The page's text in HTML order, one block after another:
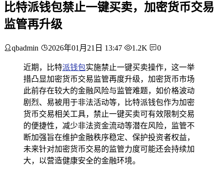
比特派钱包禁止一键买卖，加密货币交易
监管再升级
qbadmin 2026年01月21日 13:47 1.2K 0
近期，比特派钱包实施禁止一键买卖操作，这一举
措凸显加密货币交易监管再度升级，加密货币市场
此前存在较大的金融风险与监管难题，如价格波动
剧烈、易被用于非法活动等，比特派钱包作为加密
货币交易相关工具，禁止一键买卖可有效限制交易
的便捷性，减少非法资金流动等潜在风险，监管不
断加强旨在维护金融秩序稳定、保护投资者权益，
未来针对加密货币交易的监管力度可能还会持续加
大，以营造健康安全的金融环境。